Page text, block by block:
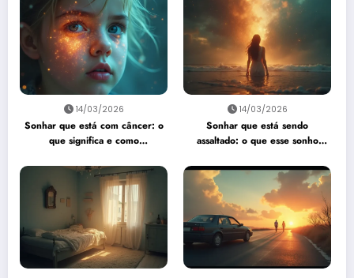
14/03/2026
Sonhar que está com câncer: o
que significa e como
14/03/2026
Sonhar que está sendo
assaltado: o que esse sonho